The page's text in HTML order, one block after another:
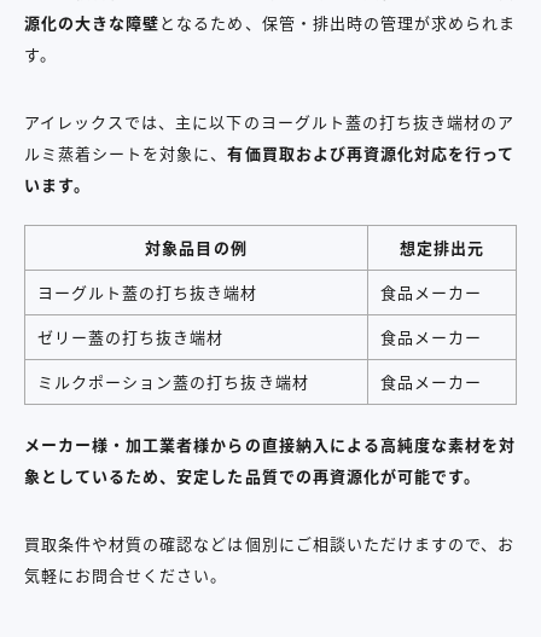
源化の大きな障壁となるため、保管・排出時の管理が求められま
す。
アイレックスでは、主に以下のヨーグルト蓋の打ち抜き端材のア
ルミ蒸着シートを対象に、有価買取および再資源化対応を行って
います。
対象品目の例
想定排出元
ヨーグルト蓋の打ち抜き端材
食品メーカー
ゼリー蓋の打ち抜き端材
食品メーカー
ミルクポーション蓋の打ち抜き端材
食品メーカー
メーカー様・加工業者様からの直接納入による高純度な素材を対
象としているため、安定した品質での再資源化が可能です。
買取条件や材質の確認などは個別にご相談いただけますので、お
気軽にお問合せください。